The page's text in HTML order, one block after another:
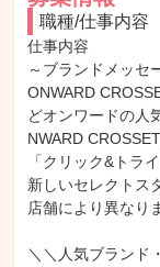
在庫管理
顧客ニー
商品/サービス実演
SNS運用
普通自
普通自動車第一種
秘書検定2級
Excel SUM関数
Excel AVERAGE関
Zoom
Adobe
職種/仕事内容
仕事内容
～ブランドメッセ
ONWARD
どオンワードの人
NWARD
「クリック&トラ
新しいセレクトス
店舗により異なり
＼＼人気ブランド